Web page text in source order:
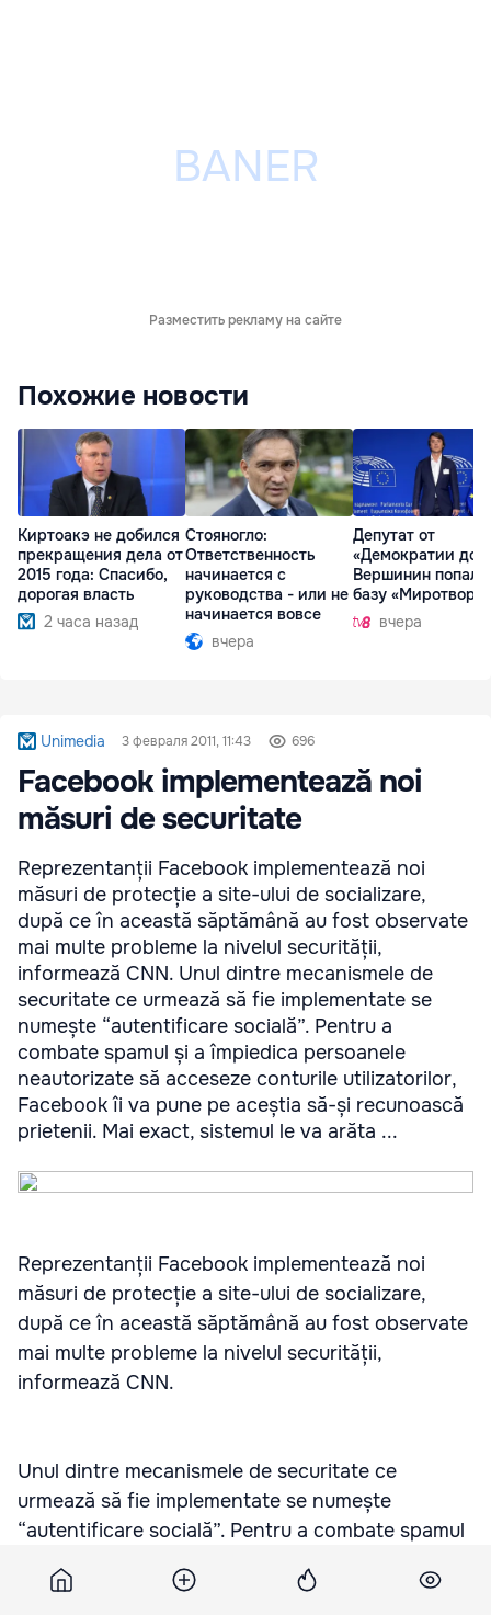
Разместить рекламу на сайте
Похожие новости
Киртоакэ не добился
прекращения дела от
2015 года: Спасибо,
дорогая власть
2 часа назад
Стояногло:
Ответственность
начинается с
руководства - или не
начинается вовсе
вчера
Депутат от
«Демократии
Вершинин попал в
базу
вчера
Unimedia 3 февраля 2011, 11:43 696
Facebook implementează noi
măsuri de securitate
Reprezentanții Facebook implementează noi
măsuri de protecție a site-ului de socializare,
după ce în această săptămână au fost observate
mai multe probleme la nivelul securității,
informează CNN. Unul dintre mecanismele de
securitate ce urmează să fie implementate se
numește “autentificare socială”. Pentru a
combate spamul și a împiedica persoanele
neautorizate să acceseze conturile utilizatorilor,
Facebook îi va pune pe aceștia să-și recunoască
prietenii. Mai exact, sistemul le va arăta ...
Reprezentanții Facebook implementează noi
măsuri de protecție a site-ului de socializare,
după ce în această săptămână au fost observate
mai multe probleme la nivelul securității,
informează CNN.
Unul dintre mecanismele de securitate ce
urmează să fie implementate se numește
“autentificare socială”. Pentru a combate spamul
acceseze conturile utilizatorilor, Facebook îi va